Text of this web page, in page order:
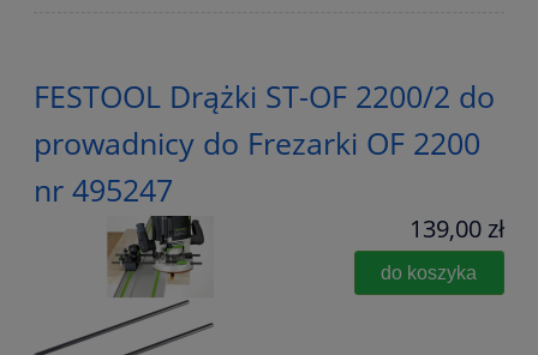
FESTOOL Drążki ST-OF 2200/2 do
prowadnicy do Frezarki OF 2200
nr 495247
139,00 zł
do koszyka